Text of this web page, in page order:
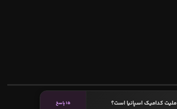
ملیت کدامیک اسپانیا است؟ 15 پاسخ